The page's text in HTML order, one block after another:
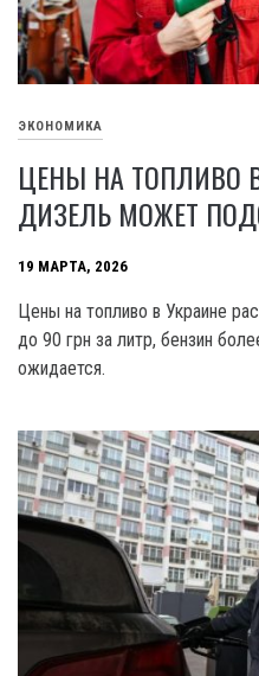
ЭКОНОМИКА
ЦЕНЫ НА ТОПЛИВО
ДИЗЕЛЬ МОЖЕТ
19 МАРТА, 2026
Цены на топливо в Украине
до 90 грн за литр, бензин
ожидается.